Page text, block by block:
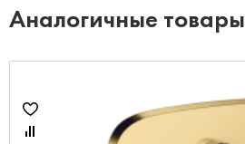
Аналогичные товары